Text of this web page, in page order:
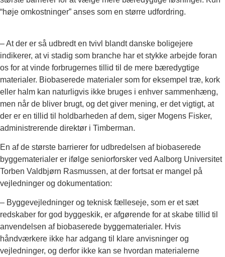
“høje omkostninger” anses som en større udfordring.
– At der er så udbredt en tvivl blandt danske boligejere
indikerer, at vi stadig som branche har et stykke arbejde foran
os for at vinde forbrugernes tillid til de mere bæredygtige
materialer. Biobaserede materialer som for eksempel træ, kork
eller halm kan naturligvis ikke bruges i enhver sammenhæng,
men når de bliver brugt, og det giver mening, er det vigtigt, at
der er en tillid til holdbarheden af dem, siger Mogens Fisker,
administrerende direktør i Timberman.
En af de største barrierer for udbredelsen af biobaserede
byggematerialer er ifølge seniorforsker ved Aalborg Universitet
Torben Valdbjørn Rasmussen, at der fortsat er mangel på
vejledninger og dokumentation:
– Byggevejledninger og teknisk fælleseje, som er et sæt
redskaber for god byggeskik, er afgørende for at skabe tillid til
anvendelsen af biobaserede byggematerialer. Hvis
håndværkere ikke har adgang til klare anvisninger og
vejledninger, og derfor ikke kan se hvordan materialerne